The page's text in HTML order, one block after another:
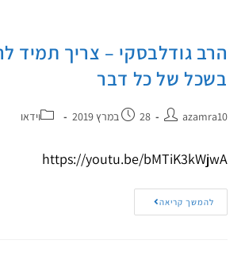
הרב גודלבסקי – צריך תמיד
בשכל של כל דבר
azamra10 28 במרץ 2019 וידאו
https://youtu.be/bMTiK3kWjwA
להמשך קריאה